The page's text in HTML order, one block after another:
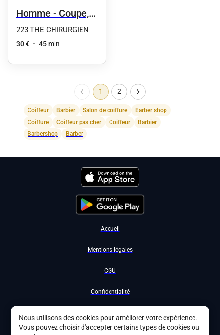
Homme - Coupe,
shampoing et
taille de la barbe
223 THE CHIRURGIEN
30 € • 45 min
1 2
Coiffeur Barbier Salon de coiffure
Barber shop
Coiffure
Coiffeur pas cher Coiffeur
Barbier
Barbershop
Barber
Accueil
Mentions légales
CGU
Confidentialité
Nous utilisons des cookies pour améliorer votre expérience.
Vous pouvez choisir d'accepter certains types de cookies ou